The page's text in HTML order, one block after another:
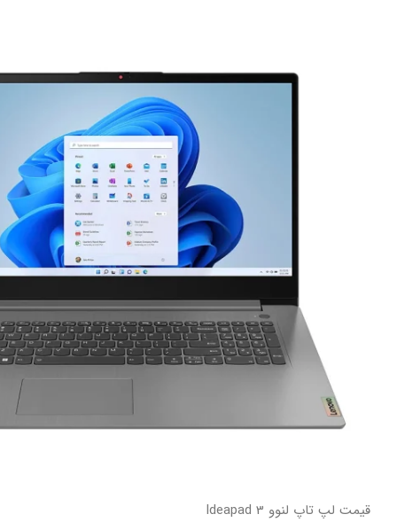
قیمت لپ تاپ لنوو Ideapad 3